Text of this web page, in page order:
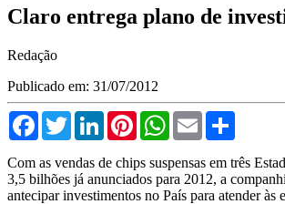
Claro entrega plano de
Redação
Publicado em: 31/07/2012
FacebookTwitterLinkedInPinterestWhatsApp
Email
Com as vendas de chips suspensas em três
3,5 bilhões já anunciados para 2012, a
antecipar investimentos no País para atender